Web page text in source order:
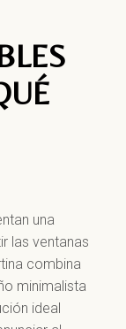
una
las ventanas
combina
minimalista
ideal